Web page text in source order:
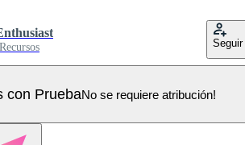
Seguir
con PruebaNo se requiere atribución!